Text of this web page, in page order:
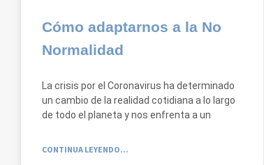
Cómo adaptarnos a la No
Normalidad
La crisis por el Coronavirus ha determinado
un cambio de la realidad cotidiana a lo largo
de todo el planeta y nos enfrenta a un
CONTINUA LEYENDO...